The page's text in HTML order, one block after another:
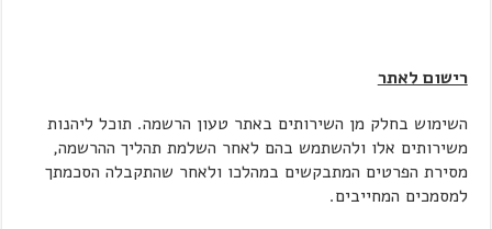
רישום לאתר
השימוש בחלק מן השירותים באתר טעון הרשמה. תוכל ליהנות
משירותים אלו ולהשתמש בהם לאחר השלמת תהליך ההרשמה,
מסירת הפרטים המתבקשים במהלכו ולאחר שהתקבלה הסכמתך
למסמכים המחייבים.